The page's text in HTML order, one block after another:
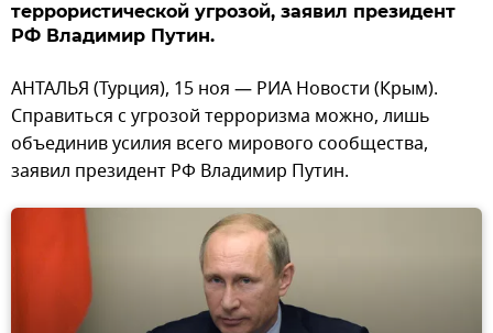
террористической угрозой, заявил президент
РФ Владимир Путин.
АНТАЛЬЯ (Турция), 15 ноя — РИА Новости (Крым).
Справиться с угрозой терроризма можно, лишь
объединив усилия всего мирового сообщества,
заявил президент РФ Владимир Путин.